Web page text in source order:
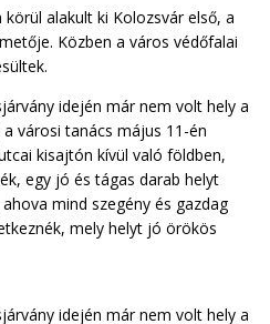
alakult ki Kolozsvár első, a
Közben a város védőfalai
idején már nem volt hely a
városi tanács május 11-én
kisajtón kívül való földben,
egy jó és tágas darab helyt
mind szegény és gazdag
mely helyt jó örökös
idején már nem volt hely a